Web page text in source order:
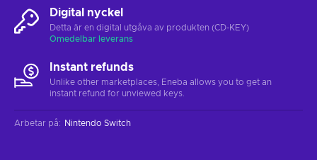
Digital nyckel
Detta är en digital utgåva av produkten (CD-KEY)
Omedelbar leverans
Instant refunds
Unlike other marketplaces, Eneba allows you to get an
instant refund for unviewed keys.
Arbetar på: Nintendo Switch